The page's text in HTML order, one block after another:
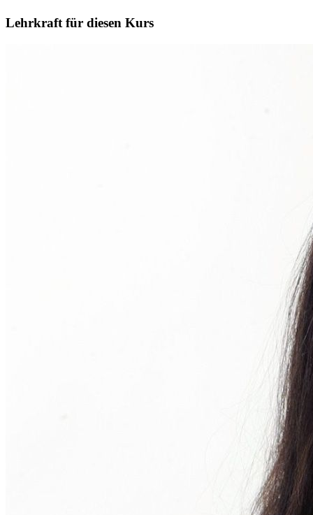
Lehrkraft für diesen Kurs